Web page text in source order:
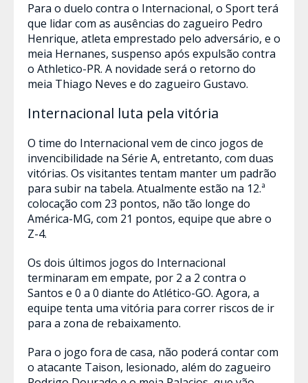
Para o duelo contra o Internacional, o Sport terá
que lidar com as ausências do zagueiro Pedro
Henrique, atleta emprestado pelo adversário, e o
meia Hernanes, suspenso após expulsão contra
o Athletico-PR. A novidade será o retorno do
meia Thiago Neves e do zagueiro Gustavo.
Internacional luta pela vitória
O time do Internacional vem de cinco jogos de
invencibilidade na Série A, entretanto, com duas
vitórias. Os visitantes tentam manter um padrão
para subir na tabela. Atualmente estão na 12.ª
colocação com 23 pontos, não tão longe do
América-MG, com 21 pontos, equipe que abre o
Z-4.
Os dois últimos jogos do Internacional
terminaram em empate, por 2 a 2 contra o
Santos e 0 a 0 diante do Atlético-GO. Agora, a
equipe tenta uma vitória para correr riscos de ir
para a zona de rebaixamento.
Para o jogo fora de casa, não poderá contar com
o atacante Taison, lesionado, além do zagueiro